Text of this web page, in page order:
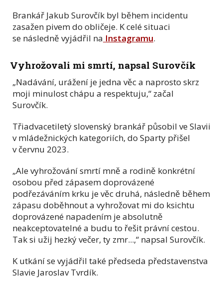
Brankář Jakub Surovčík byl během incidentu
zasažen pivem do obličeje. K celé situaci
se následně vyjádřil na Instagramu.
Vyhrožovali mi smrtí, napsal Surovčík
„Nadávání, urážení je jedna věc a naprosto skrz
moji minulost chápu a respektuju,“ začal
Surovčík.
Třiadvacetiletý slovenský brankář působil ve Slavii
v mládežnických kategoriích, do Sparty přišel
v červnu 2023.
„Ale vyhrožování smrtí mně a rodině konkrétní
osobou před zápasem doprovázené
podřezáváním krku je věc druhá, následně během
zápasu doběhnout a vyhrožovat mi do ksichtu
doprovázené napadením je absolutně
neakceptovatelné a budu to řešit právní cestou.
Tak si užij hezký večer, ty zmr...,“ napsal Surovčík.
K utkání se vyjádřil také předseda představenstva
Slavie Jaroslav Tvrdík.